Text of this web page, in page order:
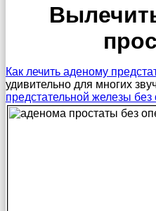
Как лечить аденому
удивительно для многих
предстательной железы без